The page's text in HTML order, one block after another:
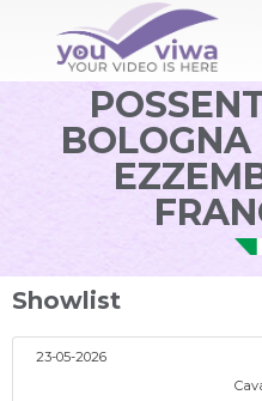
BOLOGNA
Showlist
23-05-2026